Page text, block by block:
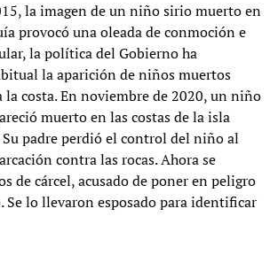
la imagen de un niño sirio muerto en
provocó una oleada de conmoción e
la política del Gobierno ha
la aparición de niños muertos
la costa. En noviembre de 2020, un niño
muerto en las costas de la isla
Su padre perdió el control del niño al
contra las rocas. Ahora se
de cárcel, acusado de poner en peligro
Se lo llevaron esposado para identificar